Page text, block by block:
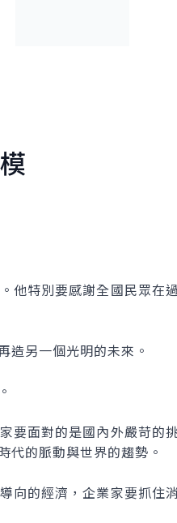
特別要感謝全國民眾在
另一個光明的未來。
面對的是國內外嚴苛的
代的脈動與世界的趨勢。
的經濟，企業家要抓住